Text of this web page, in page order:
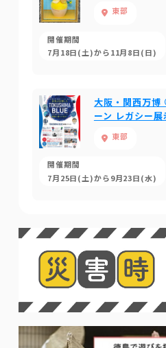
東部
開催期間
7月18日(土)から11月8日(日)
大阪・関西万
ーン レガシー展
東部
開催期間
7月25日(土)から9月23日(水)